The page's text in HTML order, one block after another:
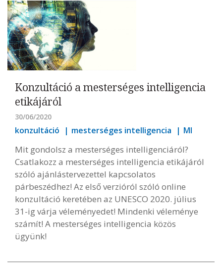
Konzultáció a mesterséges intelligencia
etikájáról
30/06/2020
konzultáció mesterséges intelligencia MI
Mit gondolsz a mesterséges intelligenciáról?
Csatlakozz a mesterséges intelligencia etikájáról
szóló ajánlástervezettel kapcsolatos
párbeszédhez! Az első verzióról szóló online
konzultáció keretében az UNESCO 2020. július
31-ig várja véleményedet! Mindenki véleménye
számít! A mesterséges intelligencia közös
ügyünk!